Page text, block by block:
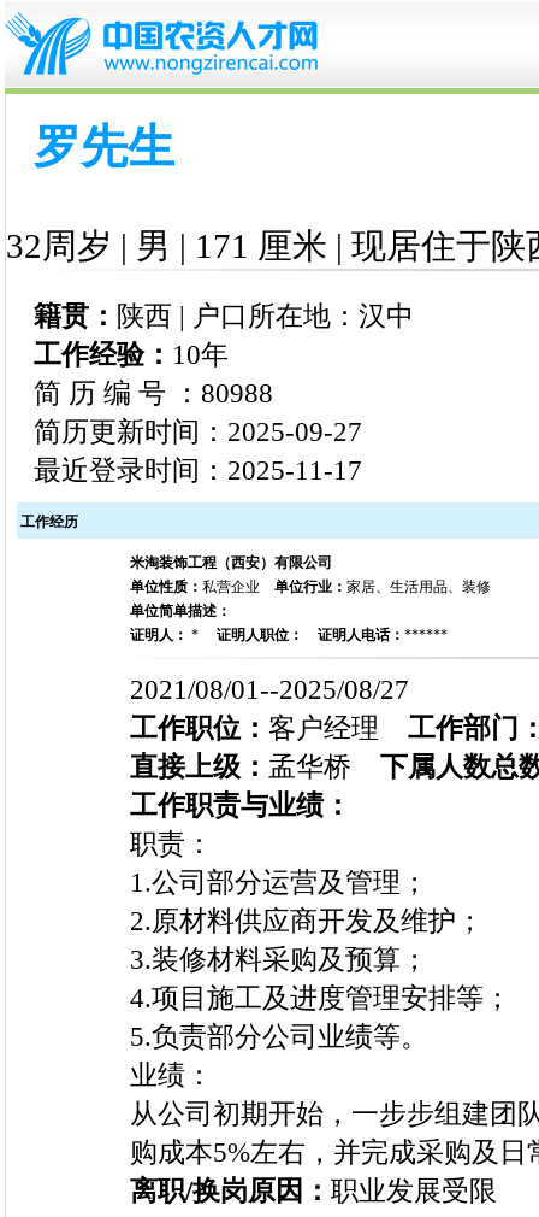
罗先生
32周岁 | 男 | 171 厘米 | 现居住于陕
籍贯： 陕西 | 户口所在地：汉中
工作经验： 10年
简 历 编 号 ：80988
简历更新时间：2025-09-27
最近登录时间：2025-11-17
工作经历
米淘装饰工程（西安）有限公司
单位性质： 私营企业 单位行业： 家居、生活用品、装修
单位简单描述：
证明人： * 证明人职位： 证明人电话： ******
2021/08/01--2025/08/27
工作职位： 客户经理 工作部门
直接上级： 孟华桥 下属人数总
工作职责与业绩：
职责：
1.公司部分运营及管理；
2.原材料供应商开发及维护；
3.装修材料采购及预算；
4.项目施工及进度管理安排等；
5.负责部分公司业绩等。
业绩：
从公司初期开始，一步步组建团
购成本5%左右，并完成采购及
离职/换岗原因： 职业发展受限